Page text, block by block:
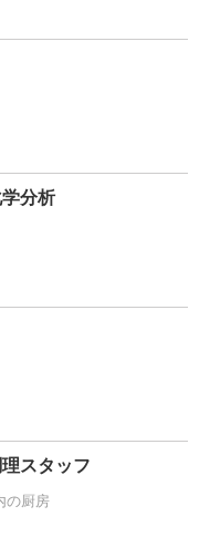
分析
スタッフ
の厨房